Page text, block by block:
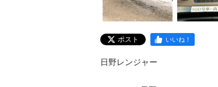
ポスト いいね！
日野レンジャー